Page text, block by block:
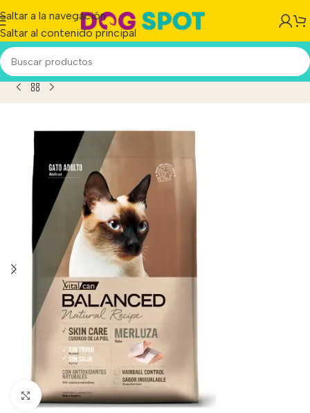
Saltar a la navegación
Saltar al contenido principal
Balanced Natural Recipe Gato Sabor Merluza x 15kg
Haga clic para ampliar